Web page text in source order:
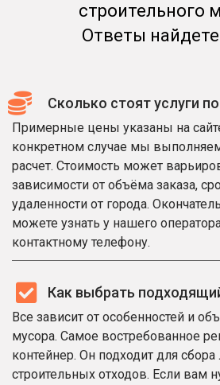
строительного
Ответы найдете
Сколько стоят услуги
Примерные цены указаны на
конкретном случае мы
расчет. Стоимость может
зависимости от объёма заказа,
удаленности от города.
можете узнать у нашего
контактному телефону.
Как выбрать
Все зависит от особенностей и
мусора. Самое востребованное
контейнер. Он подходит для
строительных отходов. Если вам